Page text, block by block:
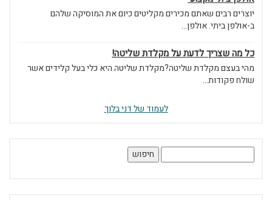
יוצרים רבים שאתם מכירים מקליטים כיום את המוסיקה שלהם
ב-אולפן ביתי. אולפן...
כל מה שצריך לדעת על מקלדת שליטה!
מהי בעצם מקלדת שליטה?מקלדת שליטה היא כלי בעל קלידים אשר
שולח פקודות...
לעמוד של דני בלוך